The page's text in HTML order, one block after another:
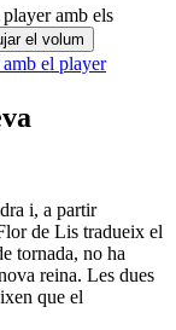
amb els
el volum
el player
i, a partir
de Lis tradueix el
tornada, no ha
reina. Les dues
que el